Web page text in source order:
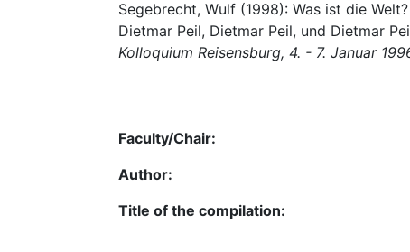
Segebrecht, Wulf (1998): Was ist die
Dietmar Peil, Dietmar Peil, und Dietmar
Kolloquium Reisensburg, 4. - 7. Januar
Faculty/Chair:
Author:
Title of the compilation: